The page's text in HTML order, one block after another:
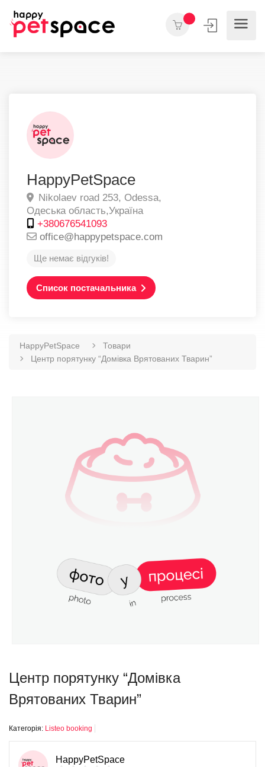
HappyPetSpace
Nikolaev road 253, Odessa,
Одеська область,Україна
+380676541093
office@happypetspace.com
Ще немає відгуків!
Список постачальника
HappyPetSpace
Товари
Центр порятунку “Домівка Врятованих Тварин”
Центр порятунку “Домівка
Врятованих Тварин”
Категорія: Listeo booking
HappyPetSpace